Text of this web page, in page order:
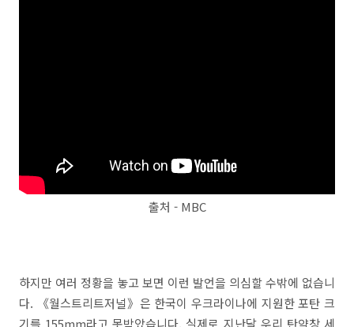
출처 - MBC
하지만 여러 정황을 놓고 보면 이런 발언을 의심할 수밖에 없습니
다. 《월스트리트저널》은 한국이 우크라이나에 지원한 포탄 크
기를 155mm라고 못박았습니다. 실제로 지난달 우리 탄약창 세